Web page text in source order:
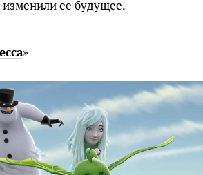
ее будущее.
»